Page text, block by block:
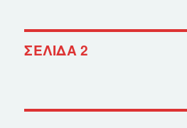
Πλοήγηση
ΣΕΛΊΔΑ2